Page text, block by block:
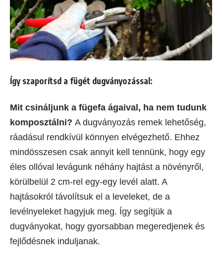
Így szaporítsd a fügét dugványozással:
Mit csináljunk a fügefa ágaival, ha nem tudunk
komposztálni? A dugványozás remek lehetőség,
ráadásul rendkívül könnyen elvégezhető. Ehhez
mindösszesen csak annyit kell tennünk, hogy egy
éles ollóval levágunk néhány hajtást a növényről,
körülbelül 2 cm-rel egy-egy levél alatt. A
hajtásokról távolítsuk el a leveleket, de a
levélnyeleket hagyjuk meg. Így segítjük a
dugványokat, hogy gyorsabban megeredjenek és
fejlődésnek induljanak.